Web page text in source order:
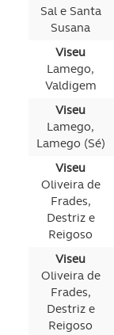
Sal e Santa
Susana
Viseu
Lamego,
Valdigem
Viseu
Lamego,
Lamego (Sé)
Viseu
Oliveira de
Frades,
Destriz e
Reigoso
Viseu
Oliveira de
Frades,
Destriz e
Reigoso